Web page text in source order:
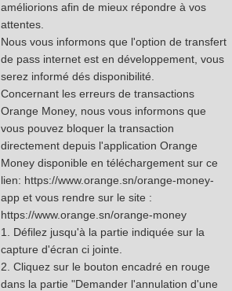
améliorions afin de mieux répondre à vos
attentes.
Nous vous informons que l'option de transfert
de pass internet est en développement, vous
serez informé dés disponibilité.
Concernant les erreurs de transactions
Orange Money, nous vous informons que
vous pouvez bloquer la transaction
directement depuis l'application Orange
Money disponible en téléchargement sur ce
lien: https://www.orange.sn/orange-money-
app et vous rendre sur le site :
https://www.orange.sn/orange-money
1. Défilez jusqu'à la partie indiquée sur la
capture d'écran ci jointe.
2. Cliquez sur le bouton encadré en rouge
dans la partie "Demander l'annulation d'une